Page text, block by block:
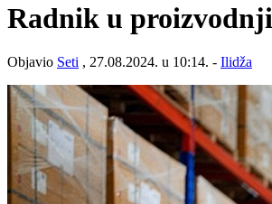
Radnik u
Objavio Seti , 27.08.2024. u 10:14. - Ilidža